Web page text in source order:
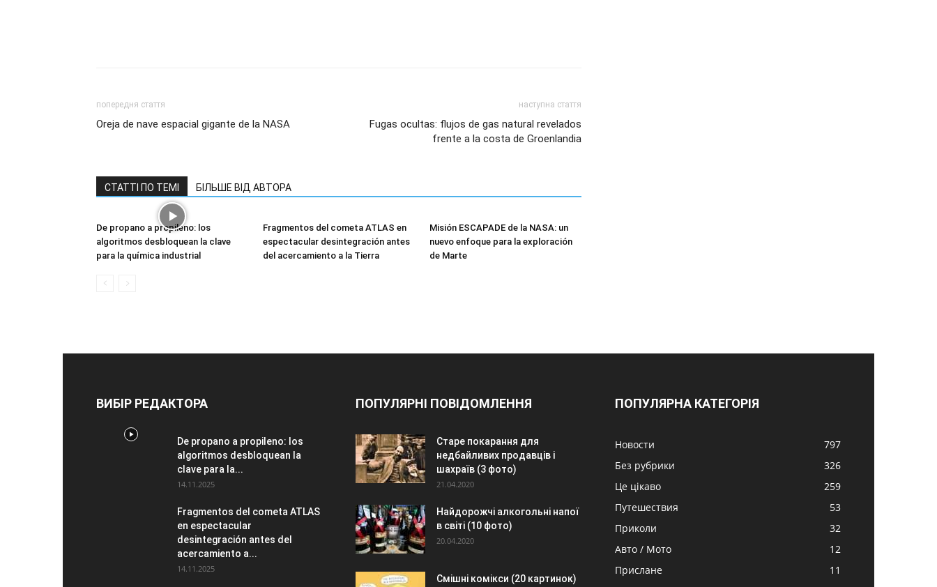
попередня стаття
Oreja de nave espacial gigante de la NASA
наступна стаття
Fugas ocultas: flujos de gas natural revelados
frente a la costa de Groenlandia
СТАТТІ ПО ТЕМІ БІЛЬШЕ ВІД АВТОРА
De propano a propileno: los
algoritmos desbloquean la clave
para la química industrial
Fragmentos del cometa ATLAS en
espectacular desintegración antes
del acercamiento a la Tierra
Misión ESCAPADE de la NASA: un
nuevo enfoque para la exploración
de Marte
ВИБІР РЕДАКТОРА
De propano a propileno: los
algoritmos desbloquean la
clave para la...
14.11.2025
Fragmentos del cometa ATLAS
en espectacular
desintegración antes del
acercamiento a...
14.11.2025
ПОПУЛЯРНІ ПОВІДОМЛЕННЯ
Старе покарання для
недбайливих продавців і
шахраїв (3 фото)
21.04.2020
Найдорожчі алкогольні напої
в світі (10 фото)
20.04.2020
Смішні комікси (20 картинок)
ПОПУЛЯРНА КАТЕГОРІЯ
Новости
797
Без рубрики
326
Це цікаво
259
Путешествия
53
Приколи
32
Авто / Мото
12
Прислане
11